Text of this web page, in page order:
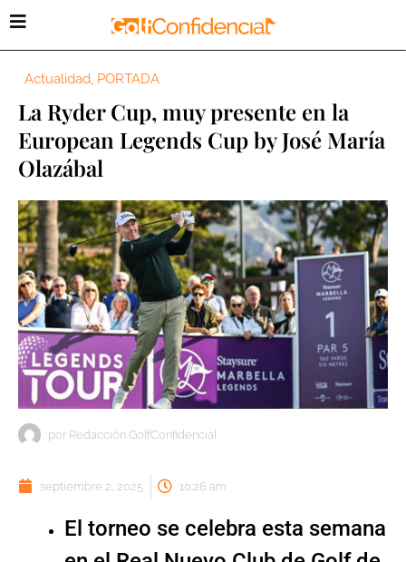
Actualidad, PORTADA
La Ryder Cup, muy presente en la
European Legends Cup by José María
Olazábal
por Redacción GolfConfidencial
septiembre 2, 2025 10:26 am
El torneo se celebra esta semana